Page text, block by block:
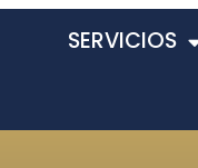
SERVICIOS